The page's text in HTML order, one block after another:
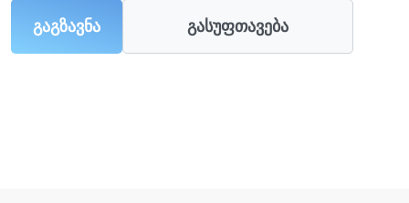
გაგზავნა გასუფთავება